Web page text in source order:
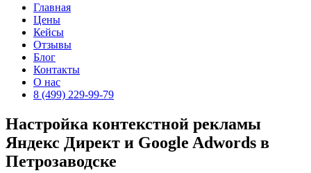
Главная
Цены
Кейсы
Отзывы
Блог
Контакты
О нас
8 (499) 229-99-79
Настройка контекстной рекламы
Яндекс Директ и Google Adwords в
Петрозаводске